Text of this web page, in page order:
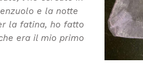
e la notte
la fatina, ho fatto
era il mio primo